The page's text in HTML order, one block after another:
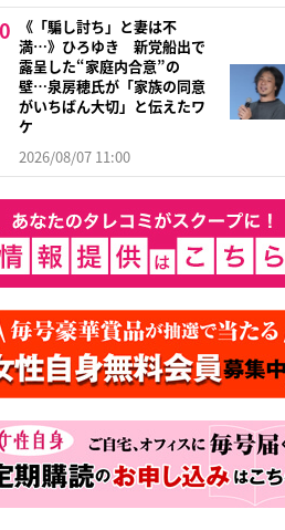
《「騙し討ち」と妻は不
満…》ひろゆき 新党船出で
露呈した“家庭内合意”の
壁…泉房穂氏が「家族の同意
がいちばん大切」と伝えたワ
ケ
2026/08/07 11:00